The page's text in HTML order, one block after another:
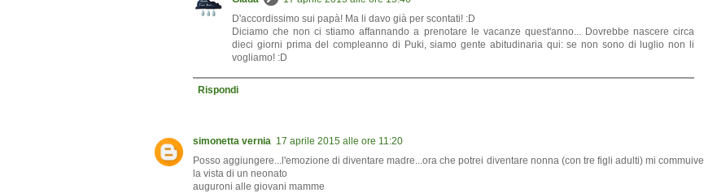
D'accordissimo sui papà! Ma li davo già per scontati! :D
Diciamo che non ci stiamo affannando a prenotare le vacanze quest'anno... Dovrebbe nascere circa
dieci giorni prima del compleanno di Puki, siamo gente abitudinaria qui: se non sono di luglio non li
vogliamo! :D
Rispondi
simonetta vernia 17 aprile 2015 alle ore 11:20
Posso aggiungere...l'emozione di diventare madre...ora che potrei diventare nonna (con tre figli adulti) mi commuive
la vista di un neonato
auguroni alle giovani mamme